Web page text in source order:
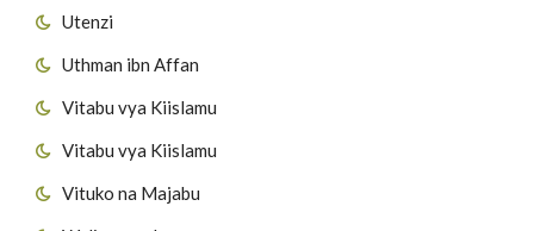
Utenzi
Uthman ibn Affan
Vitabu vya Kiislamu
Vitabu vya Kiislamu
Vituko na Majabu